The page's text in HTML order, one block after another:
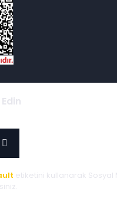
etiketini kullanarak Sosyal